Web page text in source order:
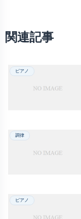
関連記事
ピアノ
調律
ピアノ